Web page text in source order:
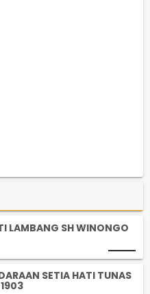
LAMBANG SH WINONGO
SETIA HATI TUNAS